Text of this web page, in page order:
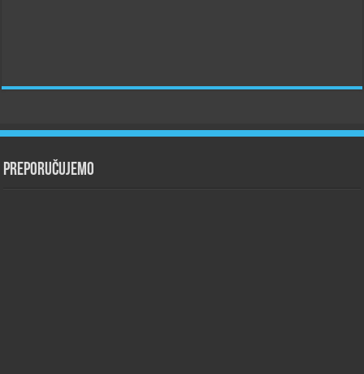
Preporučujemo